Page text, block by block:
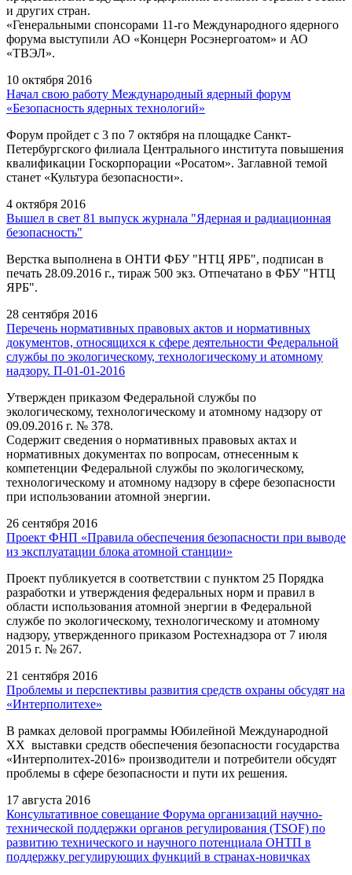
и других стран.
«Генеральными спонсорами 11-го Международного ядерного
форума выступили АО «Концерн Росэнергоатом» и АО
«ТВЭЛ».
10 октября 2016
Начал свою работу Международный ядерный форум
«Безопасность ядерных технологий»
Форум пройдет с 3 по 7 октября на площадке Санкт-
Петербургского филиала Центрального института повышения
квалификации Госкорпорации «Росатом». Заглавной темой
станет «Культура безопасности».
4 октября 2016
Вышел в свет 81 выпуск журнала "Ядерная и радиационная
безопасность"
Верстка выполнена в ОНТИ ФБУ "НТЦ ЯРБ", подписан в
печать 28.09.2016 г., тираж 500 экз. Отпечатано в ФБУ "НТЦ
ЯРБ".
28 сентября 2016
Перечень нормативных правовых актов и нормативных
документов, относящихся к сфере деятельности Федеральной
службы по экологическому, технологическому и атомному
надзору. П-01-01-2016
Утвержден приказом Федеральной службы по
экологическому, технологическому и атомному надзору от
09.09.2016 г. № 378.
Содержит сведения о нормативных правовых актах и
нормативных документах по вопросам, отнесенным к
компетенции Федеральной службы по экологическому,
технологическому и атомному надзору в сфере безопасности
при использовании атомной энергии.
26 сентября 2016
Проект ФНП «Правила обеспечения безопасности при выводе
из эксплуатации блока атомной станции»
Проект публикуется в соответствии с пунктом 25 Порядка
разработки и утверждения федеральных норм и правил в
области использования атомной энергии в Федеральной
службе по экологическому, технологическому и атомному
надзору, утвержденного приказом Ростехнадзора от 7 июля
2015 г. № 267.
21 сентября 2016
Проблемы и перспективы развития средств охраны обсудят на
«Интерполитехе»
В рамках деловой программы Юбилейной Международной
XX выставки средств обеспечения безопасности государства
«Интерполитех-2016» производители и потребители обсудят
проблемы в сфере безопасности и пути их решения.
17 августа 2016
Консультативное совещание Форума организаций научно-
технической поддержки органов регулирования (TSOF) по
развитию технического и научного потенциала ОНТП в
поддержку регулирующих функций в странах-новичках